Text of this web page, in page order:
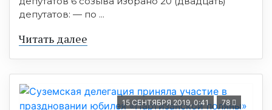
депутатов: — по ...
Читать далее
15 СЕНТЯБРЯ 2019, 0:41 78